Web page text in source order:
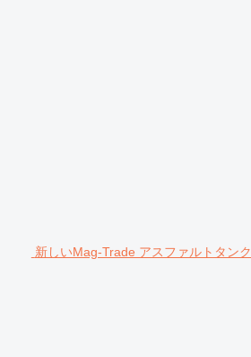
新しいMag-Trade アスファルトタンク